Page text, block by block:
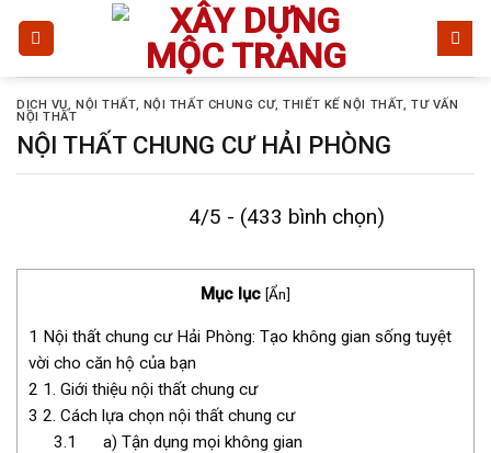
dungDỊCH VỤ,NỘI THẤT, NỘI THẤT CHUNG CƯ,THIẾT KẾ NỘI THẤT, TƯ VẤN
NỘI THẤT
NỘI THẤT CHUNG CƯ HẢI PHÒNG
4/5 - (433 bình chọn)
Mục lục [Ẩn]
1 Nội thất chung cư Hải Phòng: Tạo không gian sống tuyệt
vời cho căn hộ của bạn
2 1. Giới thiệu nội thất chung cư
3 2. Cách lựa chọn nội thất chung cư
3.1 a) Tận dụng mọi không gian